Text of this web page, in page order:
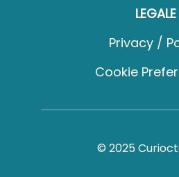
LEGALE
Privacy /
Cookie
© 2025